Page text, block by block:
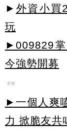
► 外資小買
玩
►009829
今強勢開募
PR
►一個人爽
力 掀脆友共